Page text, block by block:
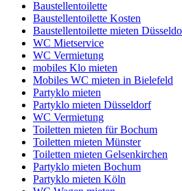
Baustellentoilette
Baustellentoilette Kosten
Baustellentoilette mieten
WC Mietservice
WC Vermietung
mobiles Klo mieten
Mobiles WC mieten in Bielefeld
Partyklo mieten
Partyklo mieten Düsseldorf
WC Vermietung
Toiletten mieten für Bochum
Toiletten mieten Münster
Toiletten mieten Gelsenkirchen
Partyklo mieten Bochum
Partyklo mieten Köln